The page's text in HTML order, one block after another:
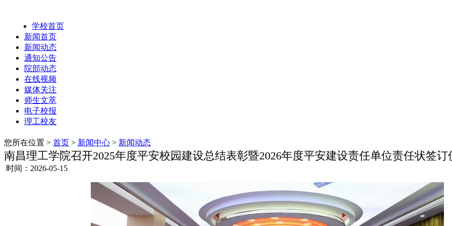
学校首页
新闻首页
新闻动态
通知公告
院部动态
在线视频
媒体关注
师生文萃
电子校报
理工校友
您所在位置 > 首页 > 新闻中心 > 新闻动态
南昌理工学院召开2025年度平安校园建设总结表彰暨2026年度平安建设责任单位责任状签订
时间：2026-05-15